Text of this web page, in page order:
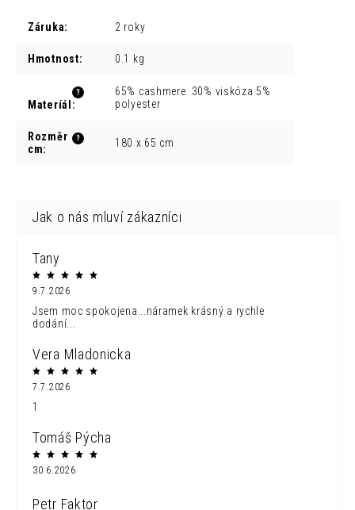
Záruka: 2 roky
Hmotnost: 0.1 kg
?
Materíál :
65% cashmere 30% viskóza 5%
polyester
?
Rozměr
cm: 180 x 65 cm
Tany
9.7.2026
Jsem moc spokojena...náramek krásný a rychle
dodání...
Vera Mladonicka
7.7.2026
1
Tomáš Pýcha
30.6.2026
Petr Faktor